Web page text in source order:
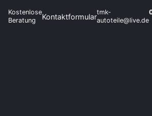
Kostenlose
Beratung
Kontaktformulartmk-
autoteile@live.de